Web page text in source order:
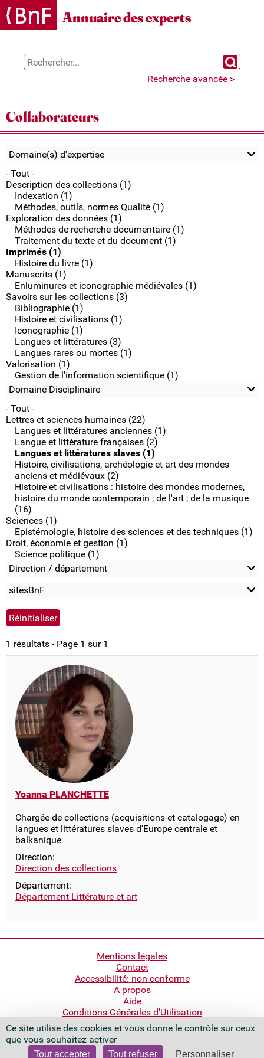
Gestion des cookies
Ce site utilise des cookies et vous donne le contrôle sur ceux
que vous souhaitez activer
Tout accepter Tout refuser Personnaliser
Annuaire des experts
Chercher
Recherche avancée >
Collaborateurs
Domaine(s) d'expertise
- Tout -
Description des collections (1)
Indexation (1)
Méthodes, outils, normes Qualité (1)
Exploration des données (1)
Méthodes de recherche documentaire (1)
Traitement du texte et du document (1)
Imprimés (1)
Histoire du livre (1)
Manuscrits (1)
Enluminures et iconographie médiévales (1)
Savoirs sur les collections (3)
Bibliographie (1)
Histoire et civilisations (1)
Iconographie (1)
Langues et littératures (3)
Langues rares ou mortes (1)
Valorisation (1)
Gestion de l'information scientifique (1)
Domaine Disciplinaire
- Tout -
Lettres et sciences humaines (22)
Langues et littératures anciennes (1)
Langue et littérature françaises (2)
Langues et littératures slaves (1)
Histoire, civilisations, archéologie et art des mondes
anciens et médiévaux (2)
Histoire et civilisations : histoire des mondes modernes,
histoire du monde contemporain ; de l'art ; de la musique
(16)
Sciences (1)
Epistémologie, histoire des sciences et des techniques (1)
Droit, économie et gestion (1)
Science politique (1)
Direction / département
sitesBnF
1 résultats - Page 1 sur 1
Yoanna PLANCHETTE
Chargée de collections (acquisitions et catalogage) en
langues et littératures slaves d'Europe centrale et
balkanique
Direction:
Direction des collections
Département:
Département Littérature et art
Mentions légales
Contact
Accessibilité: non conforme
A propos
Aide
Conditions Générales d'Utilisation
Bibliothèque nationale de France
Quai François Mauriac
75706 Paris Cedex 13 - France